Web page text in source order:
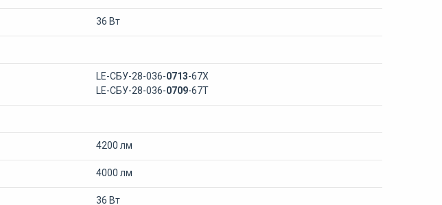
36 Вт
LE-СБУ-28-036-0713-67Х
LE-СБУ-28-036-0709-67Т
4200 лм
4000 лм
36 Вт